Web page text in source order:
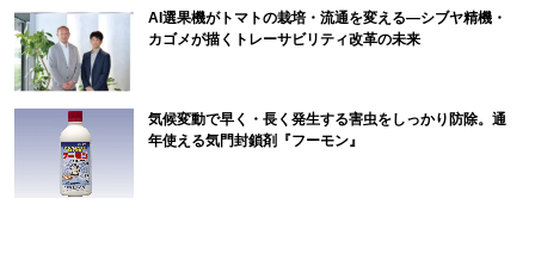
AI選果機がトマトの栽培・流通を変える―シブヤ精機・
カゴメが描くトレーサビリティ改革の未来
気候変動で早く・長く発生する害虫をしっかり防除。通
年使える気門封鎖剤『フーモン』